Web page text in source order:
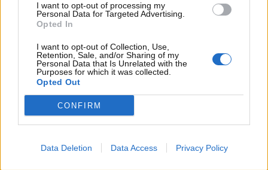
I want to opt-out of processing my
Personal Data for Targeted Advertising.
Opted In
I want to opt-out of Collection, Use,
Retention, Sale, and/or Sharing of my
Personal Data that Is Unrelated with the
Purposes for which it was collected.
Opted Out
CONFIRM
Data Deletion Data Access Privacy Policy